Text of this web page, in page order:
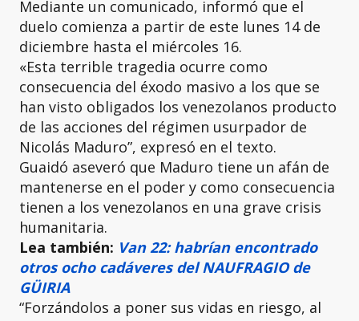
Mediante un comunicado, informó que el
duelo comienza a partir de este lunes 14 de
diciembre hasta el miércoles 16.
«Esta terrible tragedia ocurre como
consecuencia del éxodo masivo a los que se
han visto obligados los venezolanos producto
de las acciones del régimen usurpador de
Nicolás Maduro”, expresó en el texto.
Guaidó aseveró que Maduro tiene un afán de
mantenerse en el poder y como consecuencia
tienen a los venezolanos en una grave crisis
humanitaria.
Lea también: Van 22: habrían encontrado
otros ocho cadáveres del NAUFRAGIO de
GÜIRIA
“Forzándolos a poner sus vidas en riesgo, al